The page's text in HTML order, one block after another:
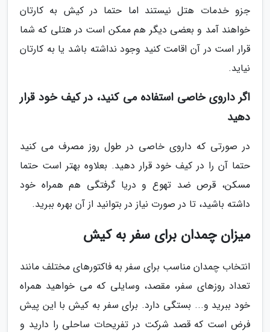
جزو خدمات هتل نیستند اما حتما در کیش به کارتان
خواهند آمد و بعضی دیگر هم ممکن است در هتلی که شما
قرار است در آن اقامت کنید وجود نداشته باشد یا به کارتان
نیاید.
اگر داروی خاصی استفاده می کنید، در کیف خود قرار
دهید
در صورتی که داروی خاصی در طول روز مصرف می کنید
حتما آن را در کیف خود قرار دهید. بعلاوه بهتر است حتما
مسکن، قرص ضد تهوع و دریا گرفتگی هم همراه خود
داشته باشید، تا در صورت نیاز در بتوانید از آن بهره ببرید.
میزان چمدان برای سفر به کیش
انتخاب چمدان مناسب برای سفر به فاکتورهای مختلف مانند
تعداد روزهای سفر، مقصد، وسایلی که می خواهید همراه
خود ببرید و... بستگی دارد. برای سفر به کیش با این پیش
فرض است که قصد شرکت در تفریحات ساحلی را دارید و